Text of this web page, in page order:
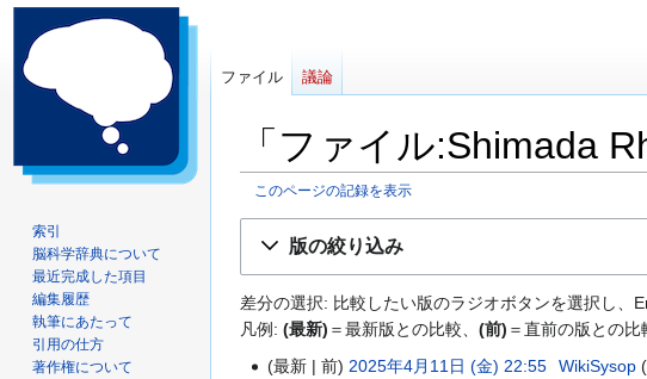
「ファイル:Shimada
このページの記録を表示
ー
シ
ョ
移
動
版の絞り込み
差分の選択: 比較したい版のラジオボタンを選択し、
凡例: (最新) ＝最新版との比較、 (前) ＝直前の版との比
最新 前 2025年4月11日 (金) 22:55 WikiSysop
ファイル 議論
索引
脳科学辞典について
最近完成した項目
編集履歴
執筆にあたって
引用の仕方
著作権について